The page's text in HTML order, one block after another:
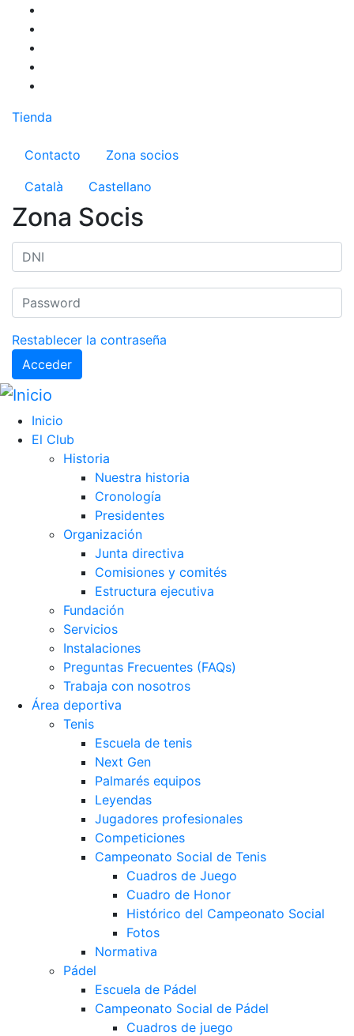
Pasar
contenido
principal
Tienda
Menú del compte d'usuari
Contacto
Zona socios
Català
Castellano
Zona Socis
Restablecer la contraseña
Acceder
Inicio
El Club
Historia
Nuestra historia
Cronología
Presidentes
Organización
Junta directiva
Comisiones y comités
Estructura ejecutiva
Fundación
Servicios
Instalaciones
Preguntas Frecuentes (FAQs)
Trabaja con nosotros
Área deportiva
Tenis
Escuela de tenis
Next Gen
Palmarés equipos
Leyendas
Jugadores profesionales
Competiciones
Campeonato Social de Tenis
Cuadros de Juego
Cuadro de Honor
Histórico del Campeonato Social
Fotos
Normativa
Pádel
Escuela de Pádel
Campeonato Social de Pádel
Cuadros de juego